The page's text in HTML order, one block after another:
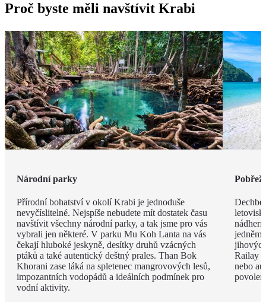
Proč byste měli navštívit Krabi
Národní parky
Přírodní bohatství v okolí Krabi je jednoduše
nevyčíslitelné. Nejspíše nebudete mít dostatek času
navštívit všechny národní parky, a tak jsme pro vás
vybrali jen některé. V parku Mu Koh Lanta na vás
čekají hluboké jeskyně, desítky druhů vzácných
ptáků a také autentický deštný prales. Than Bok
Khorani zase láká na spletenec mangrovových lesů,
impozantních vodopádů a ideálních podmínek pro
vodní aktivity.
Pobřeží
jedněm
Railay
nebo